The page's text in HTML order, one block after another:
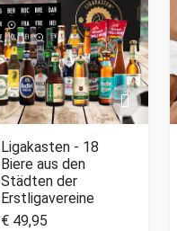
Ligakasten - 18
Biere aus den
Städten der
Erstligavereine
€ 49,95